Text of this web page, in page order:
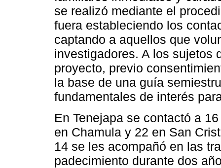
se realizó mediante el
fuera estableciendo los
captando a aquellos que
investigadores. A los sujetos
proyecto, previo
la base de una guía
fundamentales de interés
En Tenejapa se contactó a
en Chamula y 22 en San
14 se les acompañó en las
padecimiento durante dos